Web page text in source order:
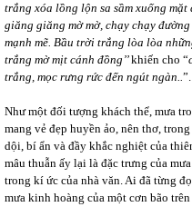
trắng xóa lồng lộn sa sầm xuống
giăng giăng mờ mờ, chạy chạy
mạnh mẽ. Bầu trời trắng lòa lòa
trắng mờ mịt cánh đồng’’khiến cho “
trắng, mọc rưng rức đến ngút ngàn..”.
Như một đối tượng khách thể, mưa
mang vẻ đẹp huyền ảo, nên thơ,
dội, bí ẩn và đầy khắc nghiệt của
mâu thuẫn ấy lại là đặc trưng của
trong kí ức của nhà văn. Ai đã từng
mưa kinh hoàng của một cơn bão